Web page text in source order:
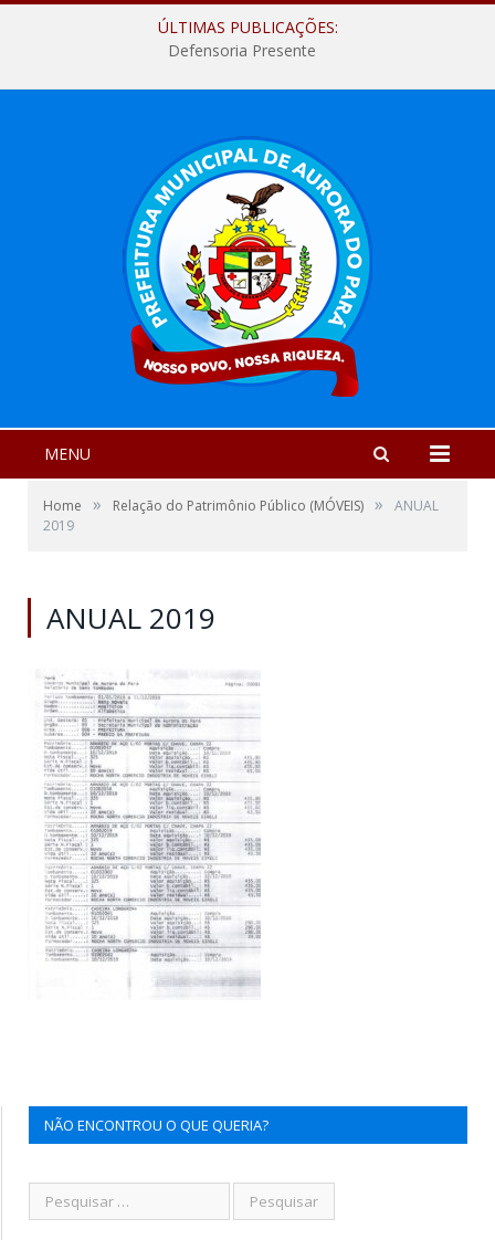
ÚLTIMAS PUBLICAÇÕES:
Defensoria Presente
MENU
Home » Relação do Patrimônio Público (MÓVEIS) »
ANUAL
2019
ANUAL 2019
NÃO ENCONTROU O QUE QUERIA?